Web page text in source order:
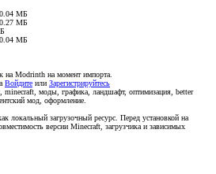
МБ
МБ
МБ
на Modrinth на момент импорта.
Войдите или Зарегистрируйтесь
minecraft, моды, графика, ландшафт, оптимизация, better
мод, оформление.
локальный загрузочный ресурс. Перед установкой на
версии Minecraft, загрузчика и зависимых